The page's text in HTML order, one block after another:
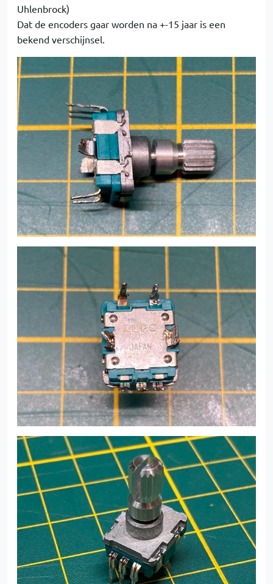
Uhlenbrock)
Dat de encoders gaar worden na +-15 jaar is een
bekend verschijnsel.